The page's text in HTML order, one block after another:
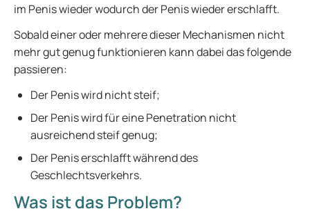
im Penis wieder wodurch der Penis wieder erschlafft.
Sobald einer oder mehrere dieser Mechanismen nicht
mehr gut genug funktionieren kann dabei das folgende
passieren:
Der Penis wird nicht steif;
Der Penis wird für eine Penetration nicht
ausreichend steif genug;
Der Penis erschlafft während des
Geschlechtsverkehrs.
Was ist das Problem?